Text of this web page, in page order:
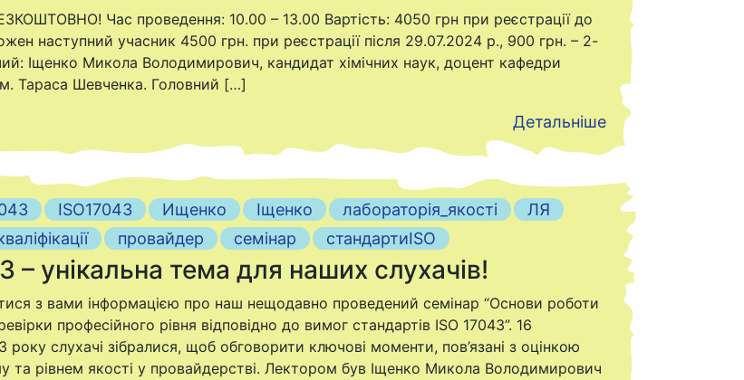
Час проведення: 10.00 – 13.00 Вартість: 4050 грн при реєстрації до
наступний учасник 4500 грн. при реєстрації після 29.07.2024 р., 900 грн. – 2-
Іщенко Микола Володимирович, кандидат хімічних наук, доцент кафедри
ім. Тараса Шевченка. Головний […]
Детальніше
ISO17043 Ищенко Іщенко лабораторія_якості
ЛЯ
провайдер семінар стандартиISO
– унікальна тема для наших слухачів!
з вами інформацією про наш нещодавно проведений семінар “Основи роботи
професійного рівня відповідно до вимог стандартів ISO 17043”. 16
року слухачі зібралися, щоб обговорити ключові моменти, пов’язані з оцінкою
та рівнем якості у провайдерстві. Лектором був Іщенко Микола Володимирович